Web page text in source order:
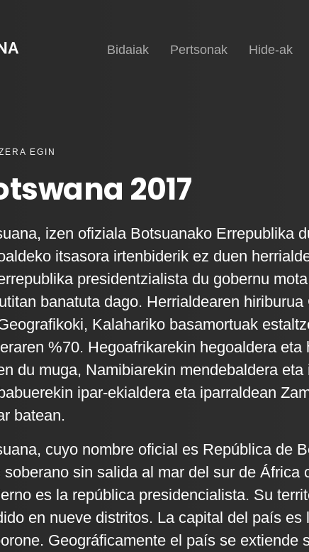
Bidaiak Pertsonak Hide-ak
EGIN
2017
izen ofiziala Botsuanako Errepublika
itsasora irtenbiderik ez duen
presidentzialista du gobernu
banatuta dago. Herrialdearen
Kalahariko basamortuak
%70. Hegoafrikarekin hegoaldera eta
du muga, Namibiarekin mendebaldera eta
ipar-ekialdera eta iparraldean
batean.
cuyo nombre oficial es República de
soberano sin salida al mar del sur de África
es la república presidencialista. Su
en nueve distritos. La capital del país es
Geográficamente el país se extiende